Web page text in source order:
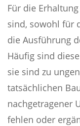
Für die
sind, sowohl für
die Ausführung
Häufig sind
sie sind zu
tatsächlichen
nachgetragener
fehlen oder